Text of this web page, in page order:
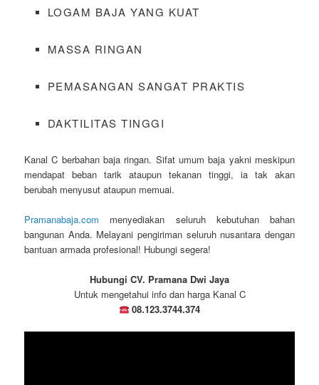
LOGAM BAJA YANG KUAT
MASSA RINGAN
PEMASANGAN SANGAT PRAKTIS
DAKTILITAS TINGGI
Kanal C berbahan baja ringan. Sifat umum baja yakni meskipun
mendapat beban tarik ataupun tekanan tinggi, ia tak akan
berubah menyusut ataupun memuai.
Pramanabaja.com menyediakan seluruh kebutuhan bahan
bangunan Anda. Melayani pengiriman seluruh nusantara dengan
bantuan armada profesional! Hubungi segera!
Hubungi CV. Pramana Dwi Jaya
Untuk mengetahui info dan harga Kanal C
08.123.3744.374